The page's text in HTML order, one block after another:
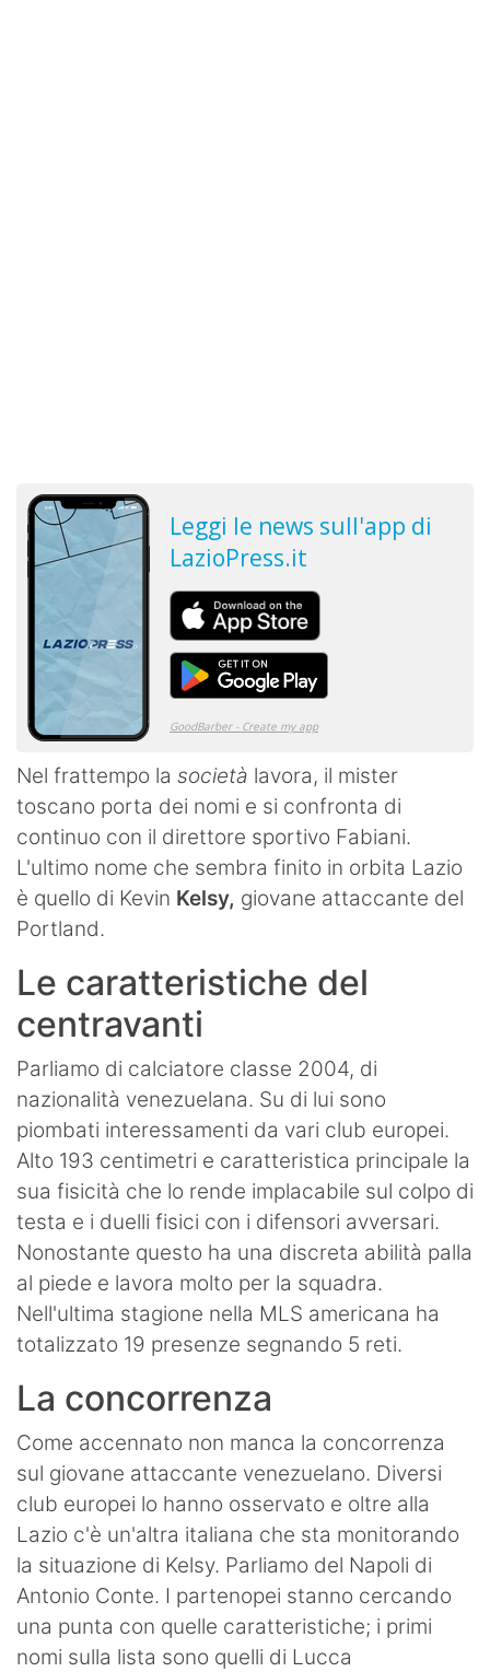
Nel frattempo la società lavora, il mister
toscano porta dei nomi e si confronta di
continuo con il direttore sportivo Fabiani.
L'ultimo nome che sembra finito in orbita Lazio
è quello di Kevin Kelsy, giovane attaccante del
Portland.
Le caratteristiche del
centravanti
Parliamo di calciatore classe 2004, di
nazionalità venezuelana. Su di lui sono
piombati interessamenti da vari club europei.
Alto 193 centimetri e caratteristica principale la
sua fisicità che lo rende implacabile sul colpo di
testa e i duelli fisici con i difensori avversari.
Nonostante questo ha una discreta abilità palla
al piede e lavora molto per la squadra.
Nell'ultima stagione nella MLS americana ha
totalizzato 19 presenze segnando 5 reti.
La concorrenza
Come accennato non manca la concorrenza
sul giovane attaccante venezuelano. Diversi
club europei lo hanno osservato e oltre alla
Lazio c'è un'altra italiana che sta monitorando
la situazione di Kelsy. Parliamo del Napoli di
Antonio Conte. I partenopei stanno cercando
una punta con quelle caratteristiche; i primi
nomi sulla lista sono quelli di Lucca